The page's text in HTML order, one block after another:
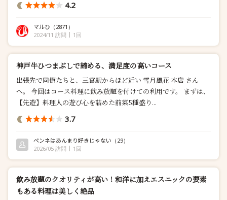
が、出てくるもの、出てくるもの、すべてが美味し...
4.2
マルひ （2871）
2024/11 訪問
1回
神戸牛ひつまぶしで締める、満足度の高いコース
出張先で同僚たちと、三宮駅からほど近い 雪月風花 本店 さん
へ。 今回はコース料理に飲み放題を付けての利用です。 まずは、
【先遊】料理人の遊び心を詰めた前菜5種盛り...
3.7
ペンネはあんまり好きじゃない （29）
2026/05 訪問
1回
飲み放題のクオリティが高い！和洋に加えエスニックの要素
もある料理は美しく絶品